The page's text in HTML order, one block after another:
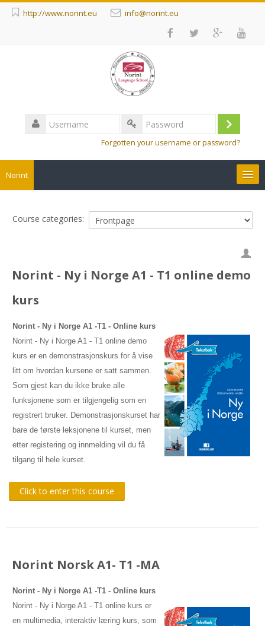
http://www.norint.eu info@norint.eu
Username
Log
Forgotten your username or password?
Norint
courses
Course categories:
Norint - Ny i Norge A1 - T1 online demo
kurs
Norint - Ny i Norge A1 -T1 - Online kurs
Norint - Ny i Norge A1 - T1 online demo
kurs er en demonstrasjonskurs for å vise
litt om hvordan kursene er satt sammen.
Som gjest kan du ikke bruke alle
funksjonene som er tilgjengelig som en
registrert bruker. Demonstrasjonskurset har
bare de første leksjonene til kurset, men
etter registering og innmelding vil du få
tilgang til hele kurset.
Click to enter this course
Norint Norsk A1- T1 -MA
Norint - Ny i Norge A1 -T1 - Online kurs
Norint - Ny i Norge A1 - T1 online kurs er
en multimedia, interaktiv læring kurs, som